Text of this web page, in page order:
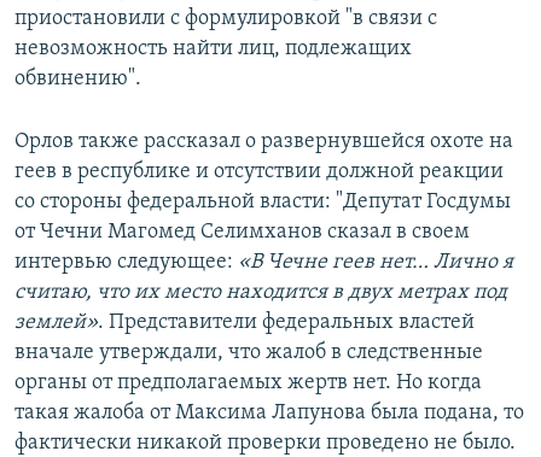
приостановили с формулировкой "в связи с
невозможность найти лиц, подлежащих
обвинению".
Орлов также рассказал о развернувшейся охоте на
геев в республике и отсутствии должной реакции
со стороны федеральной власти: "Депутат Госдумы
от Чечни Магомед Селимханов сказал в своем
интервью следующее: «В Чечне геев нет… Лично я
считаю, что их место находится в двух метрах под
землей». Представители федеральных властей
вначале утверждали, что жалоб в следственные
органы от предполагаемых жертв нет. Но когда
такая жалоба от Максима Лапунова была подана, то
фактически никакой проверки проведено не было.